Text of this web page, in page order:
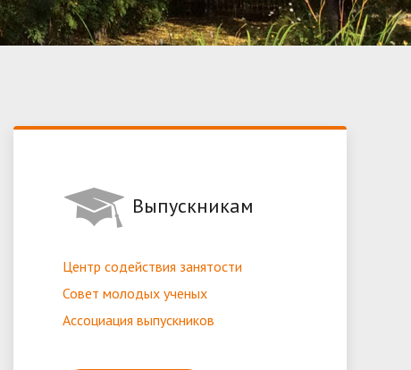
Выпускникам
Центр содействия занятости
Совет молодых ученых
Ассоциация выпускников